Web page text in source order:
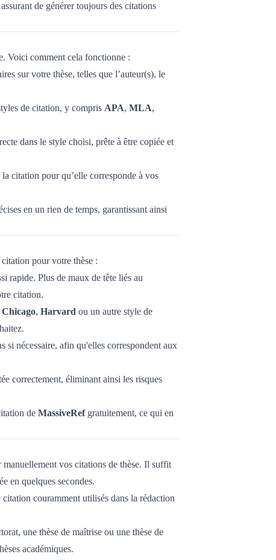
de générer toujours des citations
Voici comment cela fonctionne :
sur votre thèse, telles que l’auteur(s), le
de citation, y compris APA, MLA,
dans le style choisi, prête à être copiée et
citation pour qu’elle corresponde à vos
en un rien de temps, garantissant ainsi
pour votre thèse :
rapide. Plus de maux de tête liés au
citation.
Chicago, Harvard ou un autre style de
si nécessaire, afin qu'elles correspondent aux
correctement, éliminant ainsi les risques
de MassiveRefgratuitement, ce qui en
vos citations de thèse. Il suffit
en quelques secondes.
couramment utilisés dans la rédaction
une thèse de maîtrise ou une thèse de
académiques.